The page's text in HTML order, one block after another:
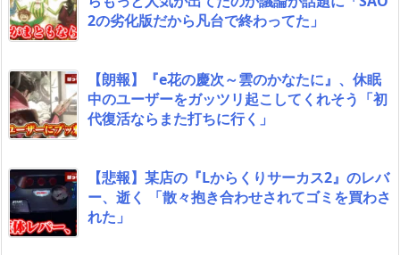
2の劣化版だから凡台で終わってた」
【朗報】『e花の慶次～雲のかなたに』、休眠
中のユーザーをガッツリ起こしてくれそう「初
代復活ならまた打ちに行く」
【悲報】某店の『Lからくりサーカス2』のレバ
ー、逝く 「散々抱き合わせされてゴミを買わさ
れた」